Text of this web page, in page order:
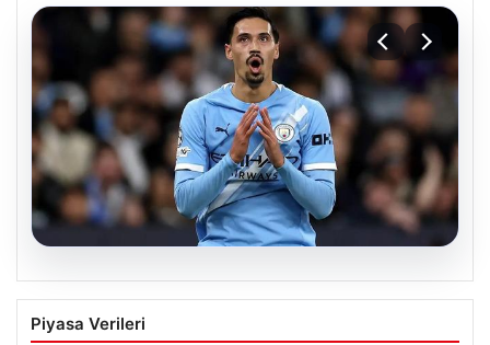
05.08.2026
Galatasaray’da orta sahaya dev isim!
Manchester City’nin yıldızı Tijjani
Piyasa Verileri